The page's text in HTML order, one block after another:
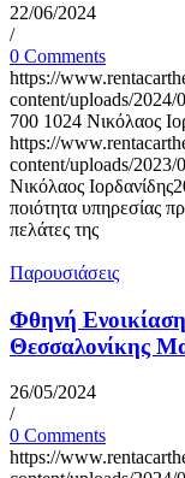
22/06/2024
/
0 Comments
https://
content/uploads/
700 1024 Νικόλαος
https://
content/uploads/
Νικόλαος Ιορδανίδης
ποιότητα υπηρεσίας
πελάτες της
Παρουσιάσεις
Φθηνή
Θεσσαλονίκης
26/05/2024
/
0 Comments
https://